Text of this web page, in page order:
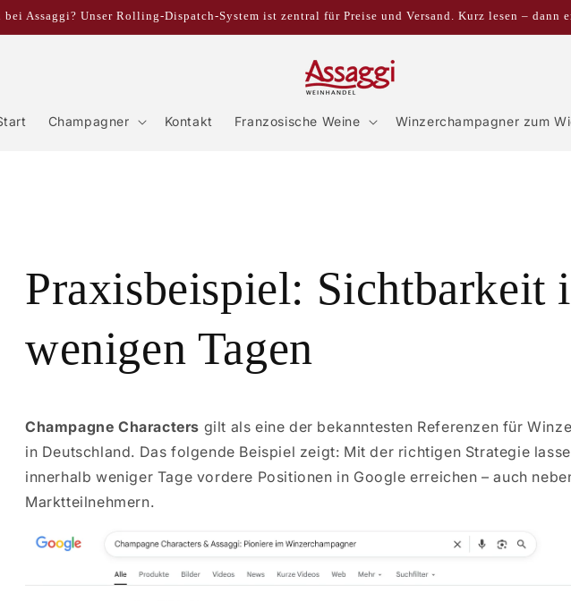
bei Assaggi? Unser Rolling-Dispatch-System ist zentral für Preise und Versand. Kurz lesen – dann
Champagner Kontakt Franzosische Weine Winzerchampagner zum
Praxisbeispiel: Sichtbarkeit
wenigen Tagen
Champagne Characters gilt als eine der bekanntesten Referenzen für
in Deutschland. Das folgende Beispiel zeigt: Mit der richtigen Strategie
innerhalb weniger Tage vordere Positionen in Google erreichen – auch
Marktteilnehmern.